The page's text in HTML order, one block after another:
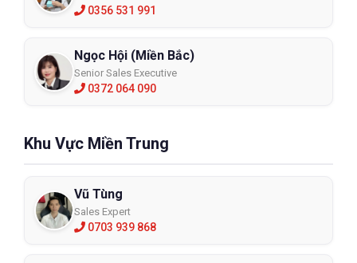
0356 531 991
Ngọc Hội (Miền Bắc)
Senior Sales Executive
0372 064 090
Khu Vực Miền Trung
Vũ Tùng
Sales Expert
0703 939 868